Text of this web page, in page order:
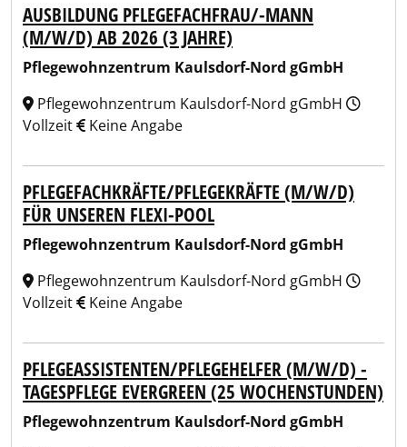
AUSBILDUNG PFLEGEFACHFRAU/-MANN
(M/W/D) AB 2026 (3 JAHRE)
Pflegewohnzentrum Kaulsdorf-Nord gGmbH
Pflegewohnzentrum Kaulsdorf-Nord gGmbH
Vollzeit
Keine Angabe
PFLEGEFACHKRÄFTE/PFLEGEKRÄFTE (M/W/D)
FÜR UNSEREN FLEXI-POOL
Pflegewohnzentrum Kaulsdorf-Nord gGmbH
Pflegewohnzentrum Kaulsdorf-Nord gGmbH
Vollzeit
Keine Angabe
PFLEGEASSISTENTEN/PFLEGEHELFER (M/W/D) -
TAGESPFLEGE EVERGREEN (25 WOCHENSTUNDEN)
Pflegewohnzentrum Kaulsdorf-Nord gGmbH